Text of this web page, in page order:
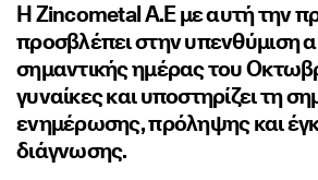
Η Zincometal Α.Ε με αυτή την
προσβλέπει στην υπενθύμιση
σημαντικής ημέρας του
γυναίκες και υποστηρίζει τη
ενημέρωσης, πρόληψης και
διάγνωσης.